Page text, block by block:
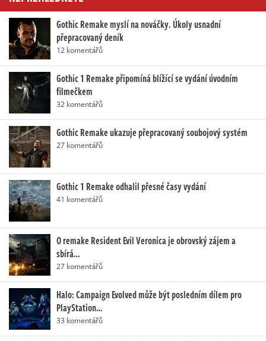
Gothic Remake myslí na nováčky. Úkoly usnadní
přepracovaný deník
12 komentářů
Gothic 1 Remake připomíná blížící se vydání úvodním
filmečkem
32 komentářů
Gothic Remake ukazuje přepracovaný soubojový systém
27 komentářů
Gothic 1 Remake odhalil přesné časy vydání
41 komentářů
O remake Resident Evil Veronica je obrovský zájem a
sbírá…
27 komentářů
Halo: Campaign Evolved může být posledním dílem pro
PlayStation…
33 komentářů